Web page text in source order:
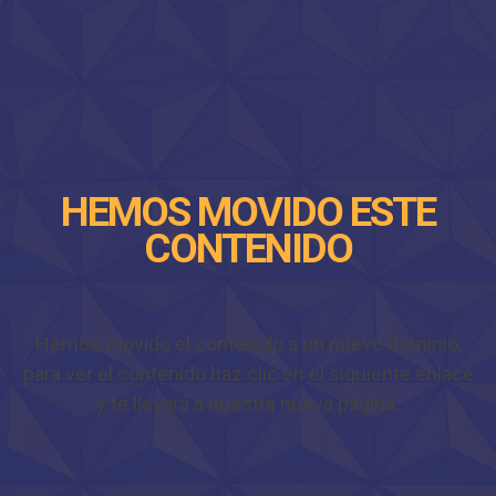
HEMOS MOVIDO ESTE
CONTENIDO
Hemos movido el contenido a un nuevo dominio,
para ver el contenido haz clic en el siguiente enlace
y te llevará a nuestra nueva página.